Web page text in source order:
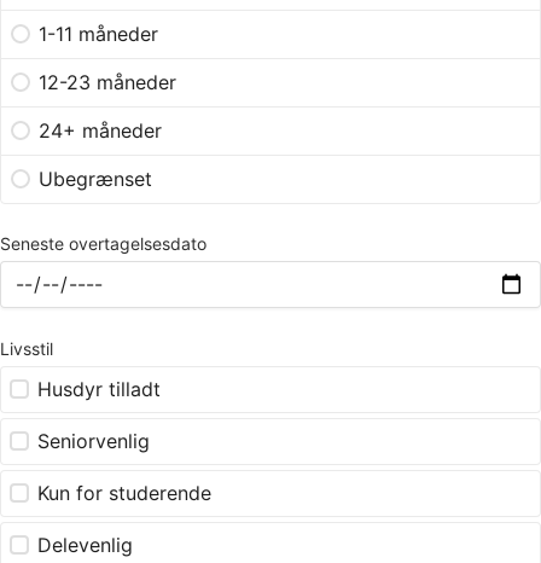
1-11 måneder
12-23 måneder
24+ måneder
Ubegrænset
Seneste overtagelsesdato
Livsstil
Husdyr tilladt
Seniorvenlig
Kun for studerende
Delevenlig